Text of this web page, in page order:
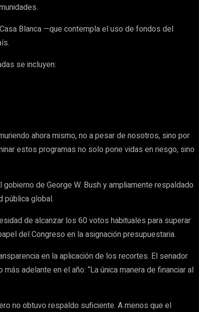
Blanca —que contempla el uso de fondos del
se incluyen:
ahora mismo, no a pesar de nosotros, sino por
estos programas no solo pone vidas en riesgo, sino
de George W. Bush y ampliamente respaldado
pública global.
de alcanzar los 60 votos habituales para superar
del Congreso en la asignación presupuestaria.
en la aplicación de los recortes. El senador
adelante en el año: “La única manera de financiar al
no obtuvo respaldo suficiente. A menos que el